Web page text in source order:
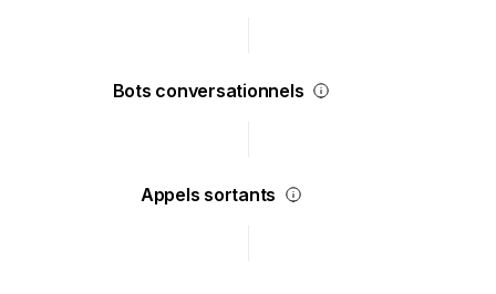
Bots conversationnels
Appels sortants